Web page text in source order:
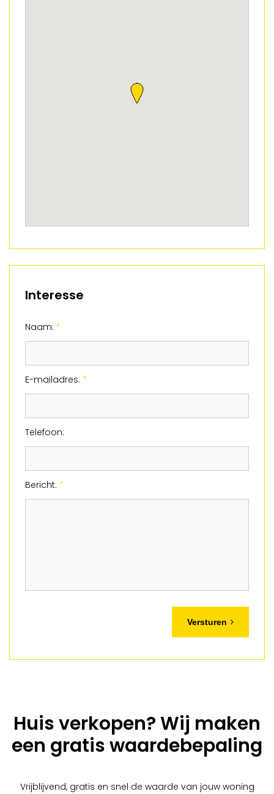
Interesse
Naam: *
E-mailadres: *
Telefoon:
Bericht: *
Versturen
Huis verkopen? Wij maken
een gratis waardebepaling
Vrijblijvend, gratis en snel de waarde van jouw woning